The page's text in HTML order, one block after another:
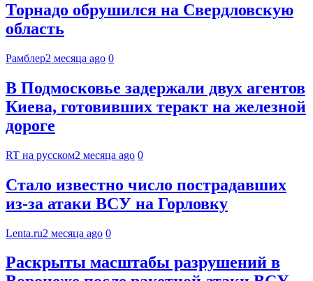
Торнадо обрушился на Свердловскую
область
Рамблер2 месяца ago 0
В Подмосковье задержали двух агентов
Киева, готовивших теракт на железной
дороге
RT на русском2 месяца ago 0
Стало известно число пострадавших
из-за атаки ВСУ на Горловку
Lenta.ru2 месяца ago 0
Раскрыты масштабы разрушений в